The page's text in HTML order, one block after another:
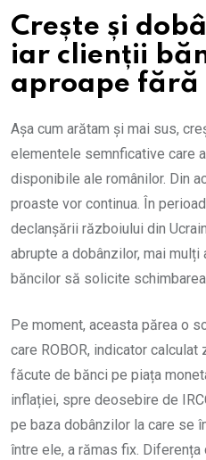
Crește și
iar clienții
aproape fără
Așa cum arătam și mai sus,
elementele semnficative care
disponibile ale românilor. Din
proaste vor continua. În
declanșării războiului din
abrupte a dobânzilor, mai
băncilor să solicite
Pe moment, aceasta părea o
care ROBOR, indicator
făcute de bănci pe piața
inflației, spre deosebire de
pe baza dobânzilor la care se
între ele, a rămas fix. Diferența